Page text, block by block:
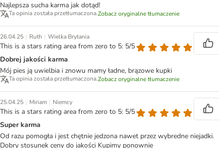
Najlepsza sucha karma jak dotąd!
Ta opinia została przetłumaczona.Zobacz oryginalne tłumaczenie
26.04.25 | Ruth | Wielka Brytania
This is a stars rating area from zero to 5: 5/5
Dobrej jakości karma
Mój pies ją uwielbia i znowu mamy ładne, brązowe kupki
Ta opinia została przetłumaczona.Zobacz oryginalne tłumaczenie
25.04.25 | Miriam | Niemcy
This is a stars rating area from zero to 5: 5/5
Super karma
Od razu pomogła i jest chętnie jedzona nawet przez wybredne niejadki.
Dobry stosunek ceny do jakości Kupimy ponownie